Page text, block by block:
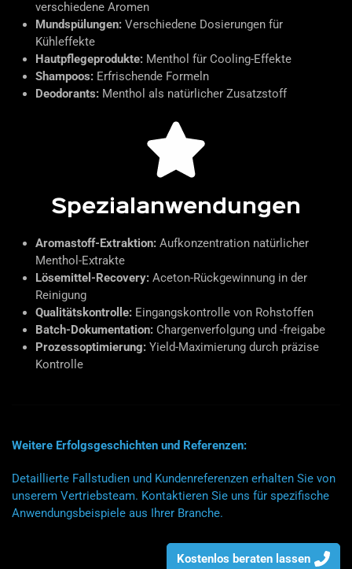
verschiedene Aromen
Mundspülungen: Verschiedene Dosierungen für
Kühleffekte
Hautpflegeprodukte: Menthol für Cooling-Effekte
Shampoos: Erfrischende Formeln
Deodorants: Menthol als natürlicher Zusatzstoff
Spezialanwendungen
Aromastoff-Extraktion: Aufkonzentration natürlicher
Menthol-Extrakte
Lösemittel-Recovery: Aceton-Rückgewinnung in der
Reinigung
Qualitätskontrolle: Eingangskontrolle von Rohstoffen
Batch-Dokumentation: Chargenverfolgung und -freigabe
Prozessoptimierung: Yield-Maximierung durch präzise
Kontrolle
Weitere Erfolgsgeschichten und Referenzen:
Detaillierte Fallstudien und Kundenreferenzen erhalten Sie von
unserem Vertriebsteam. Kontaktieren Sie uns für spezifische
Anwendungsbeispiele aus Ihrer Branche.
Kostenlos beraten lassen